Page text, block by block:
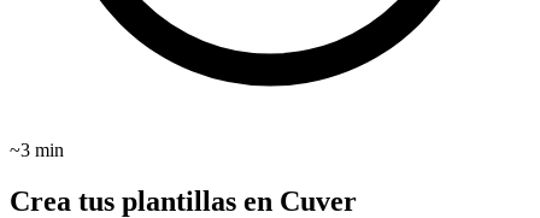
~3 min
Crea tus plantillas en Cuver